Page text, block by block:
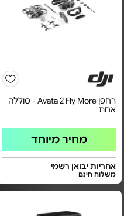
רחפן Avata 2 Fly More - סוללה
אחת
מחיר מיוחד
אחריות יבואן רשמי
משלוח חינם